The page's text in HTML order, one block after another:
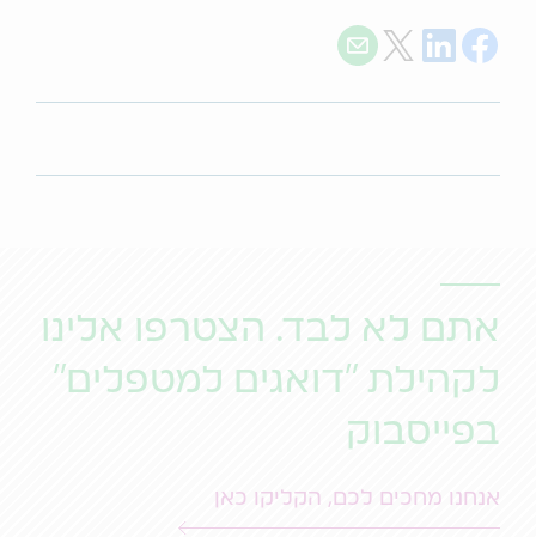
Share on Facebook
Share on LinkedIn
Share on Twitter
Share with E-mail
אתם לא לבד. הצטרפו אלינו
לקהילת "דואגים למטפלים"
בפייסבוק
אנחנו מחכים לכם, הקליקו כאן